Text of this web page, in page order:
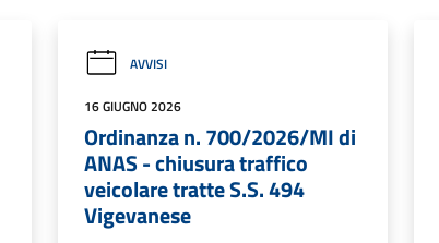
AVVISI
16 GIUGNO 2026
Ordinanza n. 700/2026/MI di
ANAS - chiusura traffico
veicolare tratte S.S. 494
Vigevanese